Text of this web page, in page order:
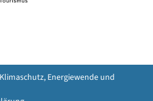
Energiewende und